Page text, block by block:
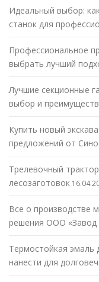
Идеальный выбор:
станок для
Профессиональное
выбрать лучший
Лучшие секционные
выбор и
Купить новый
предложений от
Трелевочный
лесозаготовок
Все о производстве
решения ООО «Завод
Термостойкая эмаль
нанести для